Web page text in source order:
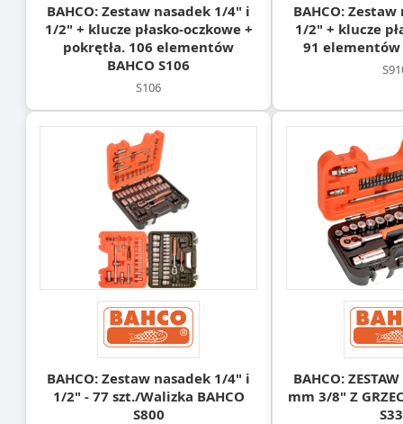
BAHCO: Zestaw nasadek 1/4" i
1/2" + klucze płasko-oczkowe +
pokrętła. 106 elementów
BAHCO S106
S106
BAHCO:
1/2" + klucze
91 elementów
BAHCO: Zestaw nasadek 1/4" i
1/2" - 77 szt./Walizka BAHCO
S800
BAHCO:
mm 3/8" Z